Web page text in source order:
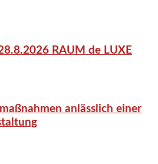
RAUM de LUXE
anlässlich einer